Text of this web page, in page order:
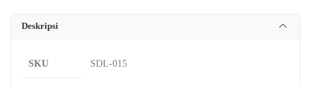
Deskripsi
SKU SDL-015